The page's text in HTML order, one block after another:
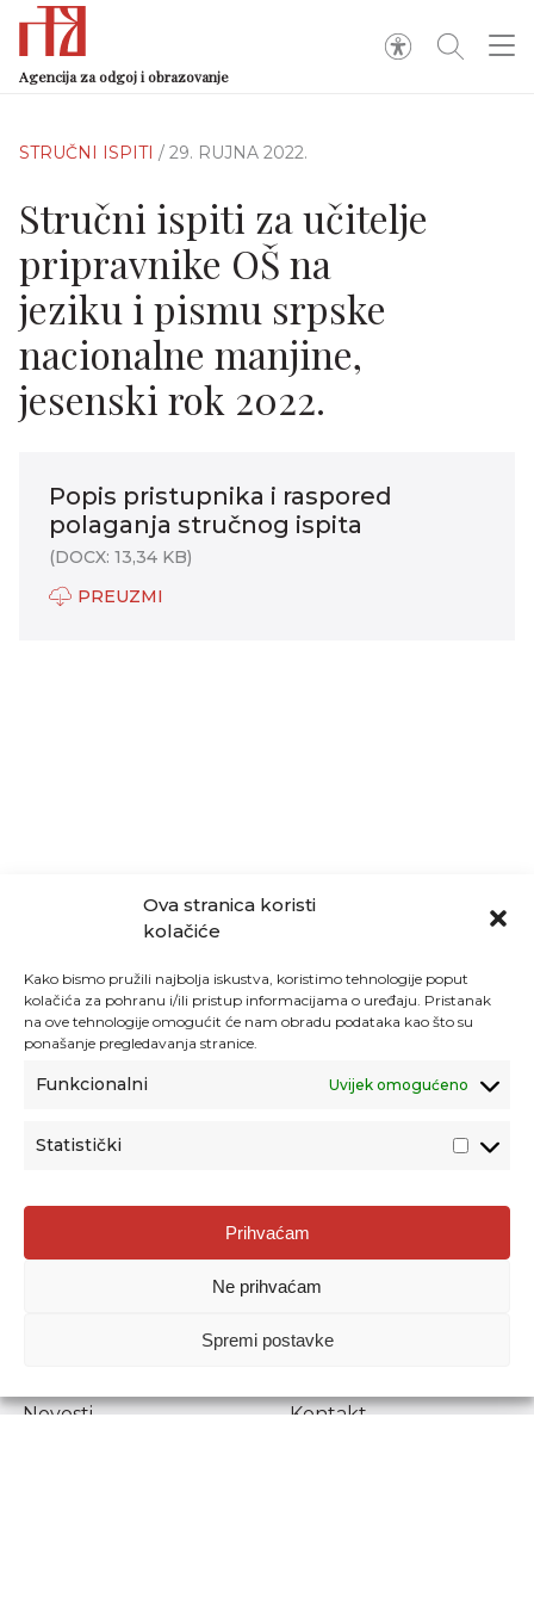
Ova stranica koristi
kolačiće
Kako bismo pružili najbolja iskustva, koristimo tehnologije poput
kolačića za pohranu i/ili pristup informacijama o uređaju. Pristanak
na ove tehnologije omogućit će nam obradu podataka kao što su
ponašanje pregledavanja stranice.
Funkcionalni Uvijek omogućeno
Statistički
Prihvaćam
Ne prihvaćam
Spremi postavke
Agencija za odgoj i obrazovanje
STRUČNI ISPITI / 29. RUJNA 2022.
Stručni ispiti za učitelje
pripravnike OŠ na
jeziku i pismu srpske
nacionalne manjine,
jesenski rok 2022.
Popis pristupnika i raspored
polaganja stručnog ispita
(DOCX: 13,34 KB)
PREUZMI
Agencija za odgoj i obrazovanje
Donje Svetice 38, 10000 Zagreb
1778129
Prenošenje sadržaja dopušteno je uz navođenje izvora.
Novosti
Kontakt